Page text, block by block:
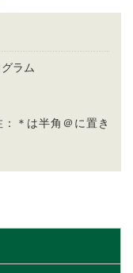
ラム
＊は半角＠に置き